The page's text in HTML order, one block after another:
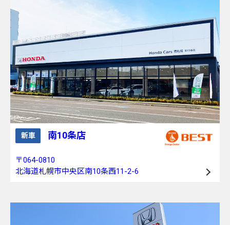
新車 南10条店
〒064-0810
北海道札幌市中央区南10条西11-2-6